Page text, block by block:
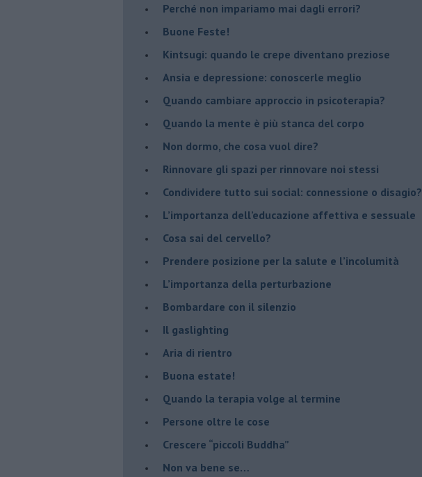
​Perché non impariamo mai dagli errori?
​Buone Feste!
​Kintsugi: quando le crepe diventano preziose
Ansia e depressione: conoscerle meglio
Quando cambiare approccio in psicoterapia?
​Quando la mente è più stanca del corpo
Non dormo, che cosa vuol dire?
​Rinnovare gli spazi per rinnovare noi stessi
​Condividere tutto sui social: connessione o disagio?
​L’importanza dell’educazione affettiva e sessuale
​Cosa sai del cervello?
Prendere posizione per la salute e l’incolumità
L’importanza della perturbazione
​Bombardare con il silenzio
Il gaslighting
Aria di rientro
Buona estate!
​Quando la terapia volge al termine
​Persone oltre le cose
​Crescere “piccoli Buddha”
Non va bene se…